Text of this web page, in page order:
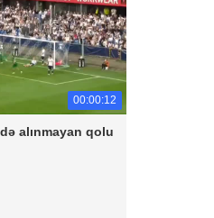
00:00:12
alınmayan qolu